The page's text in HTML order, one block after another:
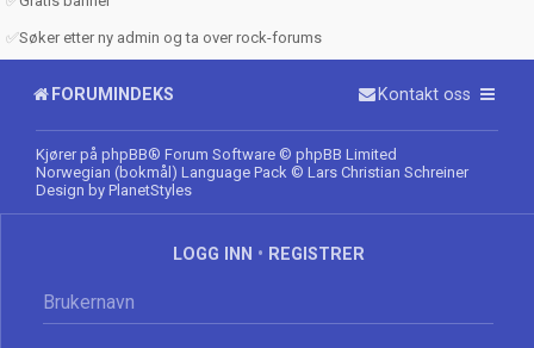
✅Søker etter ny admin og ta over rock-forums
FORUMINDEKS Kontakt oss
Kjører på phpBB® Forum Software © phpBB Limited
Norwegian (bokmål) Language Pack © Lars Christian Schreiner
Design by PlanetStyles
LOGG INN • REGISTRER